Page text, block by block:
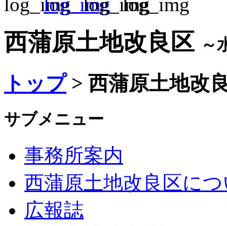
西蒲原土地改良区 ～
トップ> 西蒲原土地改
サブメニュー
事務所案内
西蒲原土地改良区に
広報誌